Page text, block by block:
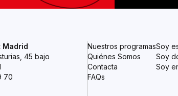
Madrid
45 bajo
70
Nuestros programas
Quiénes Somos
Contacta
FAQs
Soy
Soy
Soy